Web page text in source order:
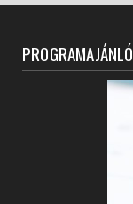
PROGRAMAJÁNLÓ